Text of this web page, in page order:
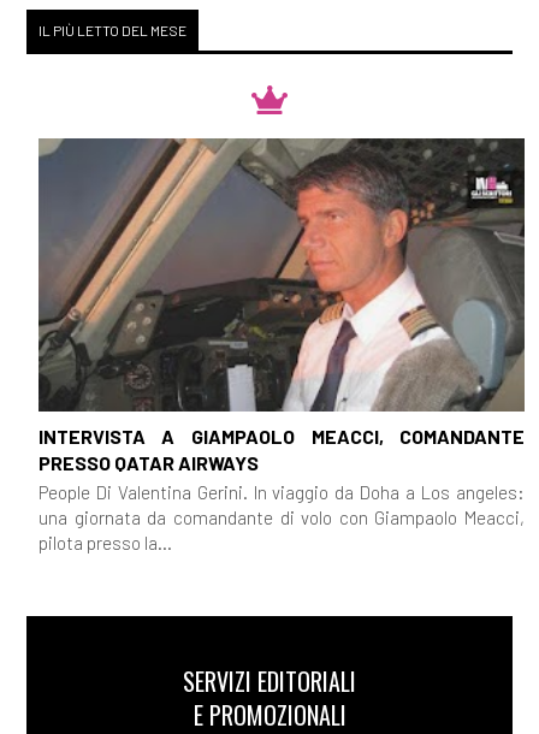
IL PIÙ LETTO DEL MESE
INTERVISTA A GIAMPAOLO MEACCI, COMANDANTE
PRESSO QATAR AIRWAYS
People Di Valentina Gerini. In viaggio da Doha a Los angeles:
una giornata da comandante di volo con Giampaolo Meacci,
pilota presso la...
SERVIZI EDITORIALI
E PROMOZIONALI